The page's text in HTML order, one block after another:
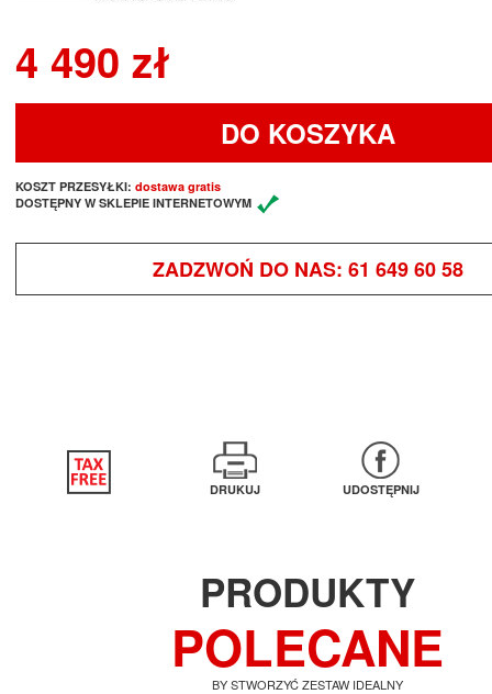
4 490 zł
DO KOSZYKA
KOSZT PRZESYŁKI: dostawa gratis
DOSTĘPNY W SKLEPIE INTERNETOWYM
ZADZWOŃ DO NAS: 61 649 60 58
DRUKUJ UDOSTĘPNIJ
PRODUKTY
POLECANE
BY STWORZYĆ ZESTAW IDEALNY